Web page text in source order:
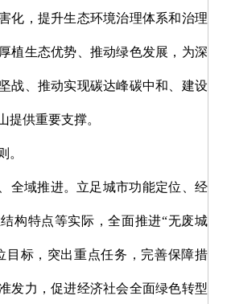
化，提升生态环境治理体系和治理
植生态优势、推动绿色发展，为深
战、推动实现碳达峰碳中和、建设
提供重要支撑。
。
全域推进。立足城市功能定位、经
构特点等实际，全面推进“无废城
目标，突出重点任务，完善保障措
发力，促进经济社会全面绿色转型